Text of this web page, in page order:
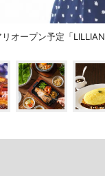
オープン予定「